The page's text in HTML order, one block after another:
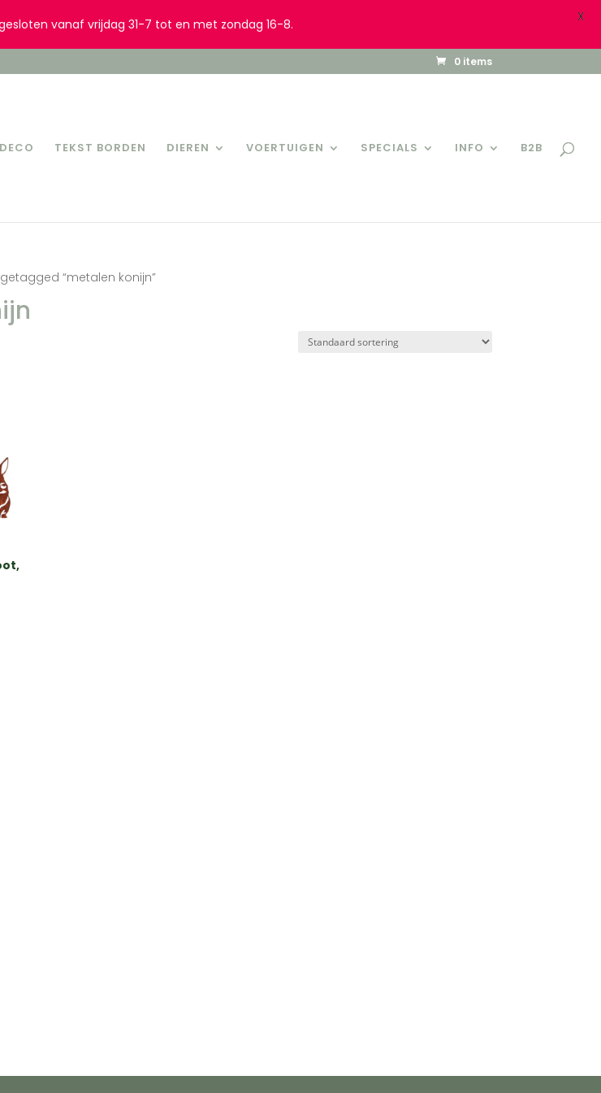
0 items
TEKST BORDEN DIEREN VOERTUIGEN SPECIALS INFO B2B
“metalen konijn”
vanaf vrijdag 31-7 tot en met zondag 16-8. X